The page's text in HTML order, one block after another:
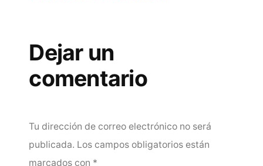
Dejar un
comentario
Tu dirección de correo electrónico no será
publicada. Los campos obligatorios están
marcados con *